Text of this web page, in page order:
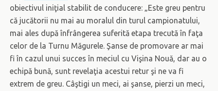
obiectivul iniţial stabilit de conducere: „Este greu pentru
că jucătorii nu mai au moralul din turul campionatului,
mai ales după înfrângerea suferită etapa trecută în faţa
celor de la Turnu Măgurele. Şanse de promovare ar mai
fi în cazul unui succes în meciul cu Vişina Nouă, dar au o
echipă bună, sunt revelaţia acestui retur şi ne va fi
extrem de greu. Câştigi un meci, ai şanse, pierzi un meci,